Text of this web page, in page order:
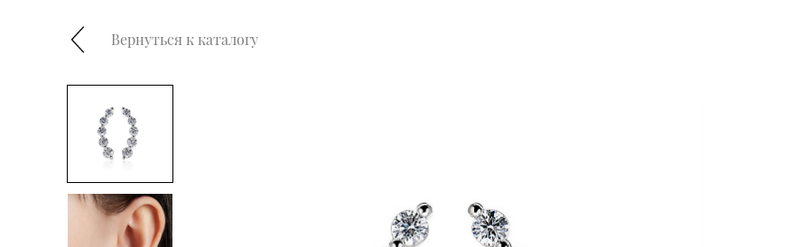
Вернуться к каталогу